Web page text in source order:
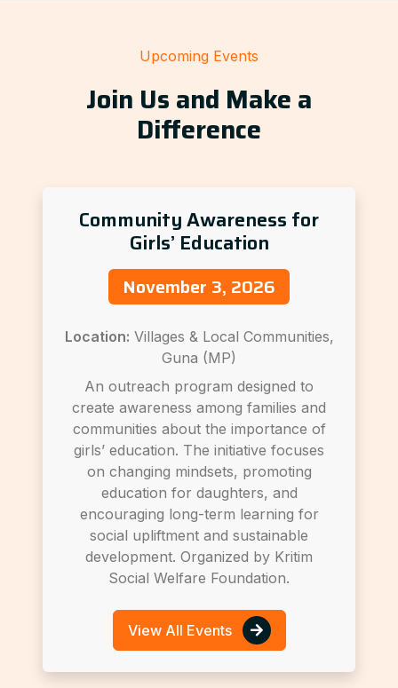
Upcoming Events
Join Us and Make a
Difference
Community Awareness for
Girls’ Education
November 3, 2026
Location: Villages & Local Communities,
Guna (MP)
An outreach program designed to
create awareness among families and
communities about the importance of
girls’ education. The initiative focuses
on changing mindsets, promoting
education for daughters, and
encouraging long-term learning for
social upliftment and sustainable
development. Organized by Kritim
Social Welfare Foundation.
View All Events